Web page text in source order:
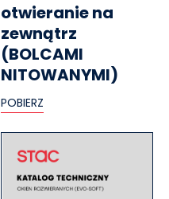
otwieranie na
zewnątrz
(BOLCAMI
NITOWANYMI)
POBIERZ